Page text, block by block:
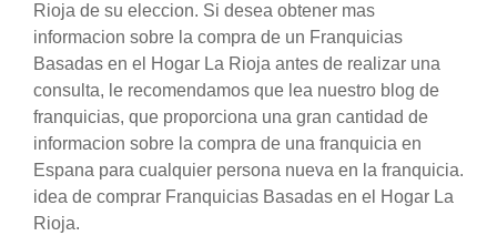
Rioja de su eleccion. Si desea obtener mas
informacion sobre la compra de un Franquicias
Basadas en el Hogar La Rioja antes de realizar una
consulta, le recomendamos que lea nuestro blog de
franquicias, que proporciona una gran cantidad de
informacion sobre la compra de una franquicia en
Espana para cualquier persona nueva en la franquicia.
idea de comprar Franquicias Basadas en el Hogar La
Rioja.